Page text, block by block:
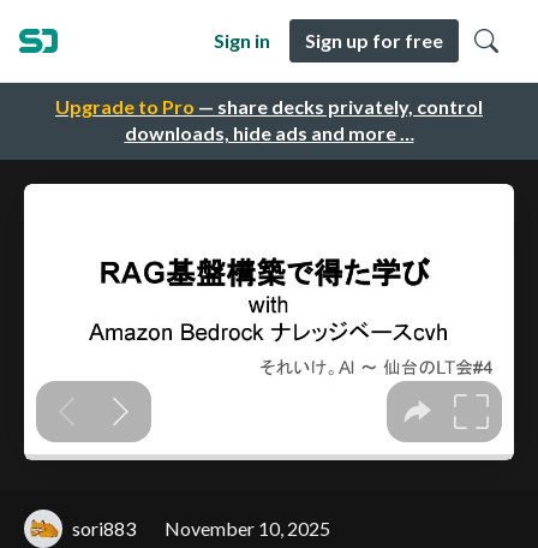
Upgrade to Pro — share decks privately, control
downloads, hide ads and more …
Sign in Sign up for free
sori883 November 10, 2025